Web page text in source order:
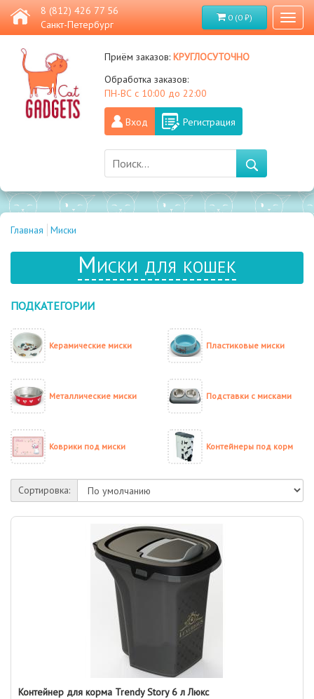
8 (812) 426 77 56
Санкт-Петербург
0 (0 ₽)
Приём заказов:круглосуточно
Обработка заказов:
ПН-ВС с 10:00 до 22:00
Вход Регистрация
Главная Миски
Миски для кошек
ПОДКАТЕГОРИИ
Керамические миски Пластиковые миски
Металлические миски Подставки с мисками
Коврики под миски Контейнеры под корм
Сортировка:
Контейнер для корма Trendy Story 6 л Люкс